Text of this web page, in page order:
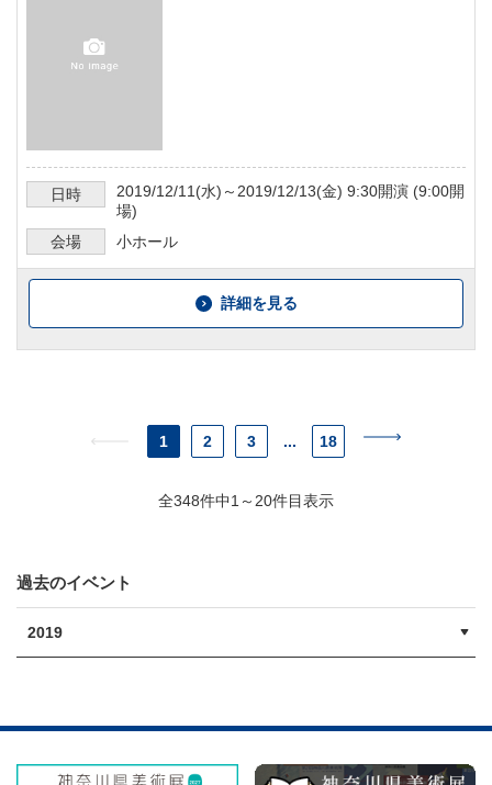
日時 2019/12/11 (水)～ 2019/12/13(金) 9:30開演 (9:00開
場)
会場
小ホール
詳細を見る
1 2 3 ... 18
全348件中1～20件目表示
過去のイベント